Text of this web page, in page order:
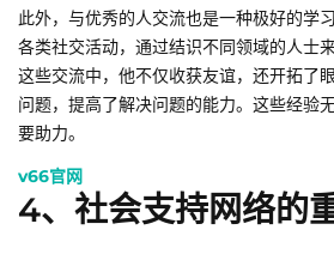
此外，与优秀的人交流也是一种极好的学
各类社交活动，通过结识不同领域的人士
这些交流中，他不仅收获友谊，还开拓了
问题，提高了解决问题的能力。这些经验
要助力。
v66官网
4、社会支持网络的